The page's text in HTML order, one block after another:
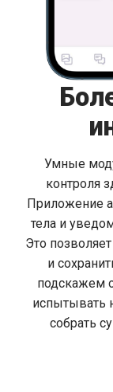
Умные
контроля
Приложение
тела и
Это
и
подскажем
испытывать
собрать